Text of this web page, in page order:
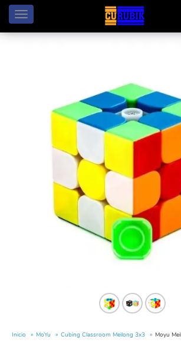
Menú
Inicio MoYu Cubing Classroom Meilong 3x3 Moyu